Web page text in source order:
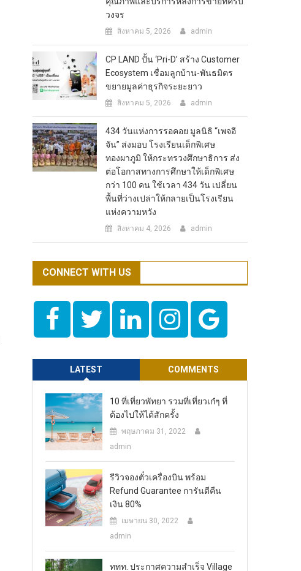
วงจร
สิงหาคม 5, 2026 admin
CP LAND ปั้น ‘Pri-D’ สร้าง Customer
Ecosystem เชื่อมลูกบ้าน-พันธมิตร
ขยายมูลค่าธุรกิจระยะยาว
สิงหาคม 5, 2026 admin
434 วันแห่งการรอคอย มูลนิธิ “เพจอี
จัน” ส่งมอบ โรงเรียนเด็กพิเศษ
ทองผาภูมิ ให้กระทรวงศึกษาธิการ ส่ง
ต่อโอกาสทางการศึกษาให้เด็กพิเศษ
กว่า 100 คน ใช้เวลา 434 วัน เปลี่ยน
พื้นที่ว่างเปล่าให้กลายเป็นโรงเรียน
แห่งความหวัง
สิงหาคม 4, 2026 admin
CONNECT WITH US
LATEST COMMENTS
10 ที่เที่ยวพัทยา รวมที่เที่ยวเก๋ๆ ที่
ต้องไปให้ได้สักครั้ง
พฤษภาคม 31, 2022
admin
รีวิวจองตั๋วเครื่องบิน พร้อม
Refund Guarantee การันตีคืน
เงิน 80%
เมษายน 30, 2022
admin
ททท. ประกาศความสำเร็จ Village